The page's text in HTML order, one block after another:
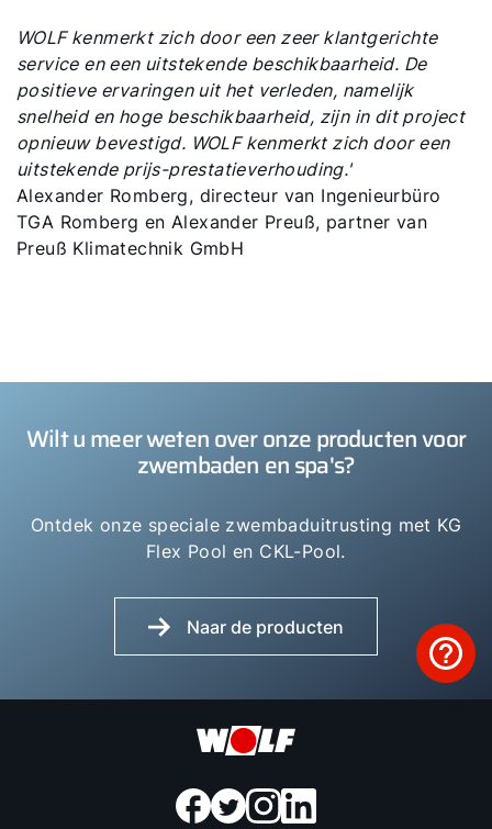
WOLF kenmerkt zich door een zeer klantgerichte
service en een uitstekende beschikbaarheid. De
positieve ervaringen uit het verleden, namelijk
snelheid en hoge beschikbaarheid, zijn in dit project
opnieuw bevestigd. WOLF kenmerkt zich door een
uitstekende prijs-prestatieverhouding.'
Alexander Romberg, directeur van Ingenieurbüro
TGA Romberg en Alexander Preuß, partner van
Preuß Klimatechnik GmbH
Wilt u meer weten over onze producten voor
zwembaden en spa's?
Ontdek onze speciale zwembaduitrusting met KG
Flex Pool en CKL-Pool.
Naar de producten